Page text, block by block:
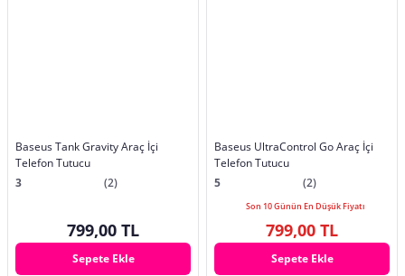
Baseus Tank Gravity Araç İçi
Telefon Tutucu
3
(2)
799,00 TL
Sepete Ekle
Baseus UltraControl Go Araç İçi
Telefon Tutucu
5
(2)
Son 10 Günün En Düşük Fiyatı
799,00 TL
Sepete Ekle